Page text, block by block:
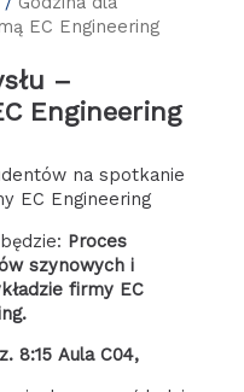
EC Engineering
–
Engineering
na spotkanie
EC Engineering
Proces
szynowych i
firmy EC
8:15 Aula C04,